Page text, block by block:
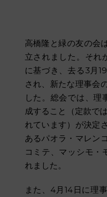
高橋隆と緑の友の会
立されました。それ
に基づき、去る3月
され、新たな理事会
した。総会では、理
成すること（定款で
れています）が決定
あるパオラ・マレン
コミテ、マッシモ・
れました。
また、4月14日に理